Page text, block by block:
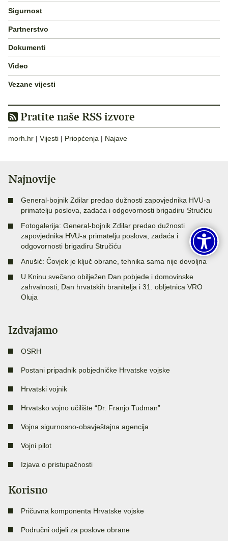
Sigurnost
Partnerstvo
Dokumenti
Video
Vezane vijesti
Pratite naše RSS izvore
morh.hr | Vijesti | Priopćenja | Najave
Najnovije
General-bojnik Zdilar predao dužnosti zapovjednika HVU-a
primatelju poslova, zadaća i odgovornosti brigadiru Stručiću
Fotogalerija: General-bojnik Zdilar predao dužnosti
zapovjednika HVU-a primatelju poslova, zadaća i
odgovornosti brigadiru Stručiću
Anušić: Čovjek je ključ obrane, tehnika sama nije dovoljna
U Kninu svečano obilježen Dan pobjede i domovinske
zahvalnosti, Dan hrvatskih branitelja i 31. obljetnica VRO
Oluja
Izdvajamo
OSRH
Postani pripadnik pobjedničke Hrvatske vojske
Hrvatski vojnik
Hrvatsko vojno učilište “Dr. Franjo Tuđman”
Vojna sigurnosno-obavještajna agencija
Vojni pilot
Izjava o pristupačnosti
Korisno
Pričuvna komponenta Hrvatske vojske
Područni odjeli za poslove obrane